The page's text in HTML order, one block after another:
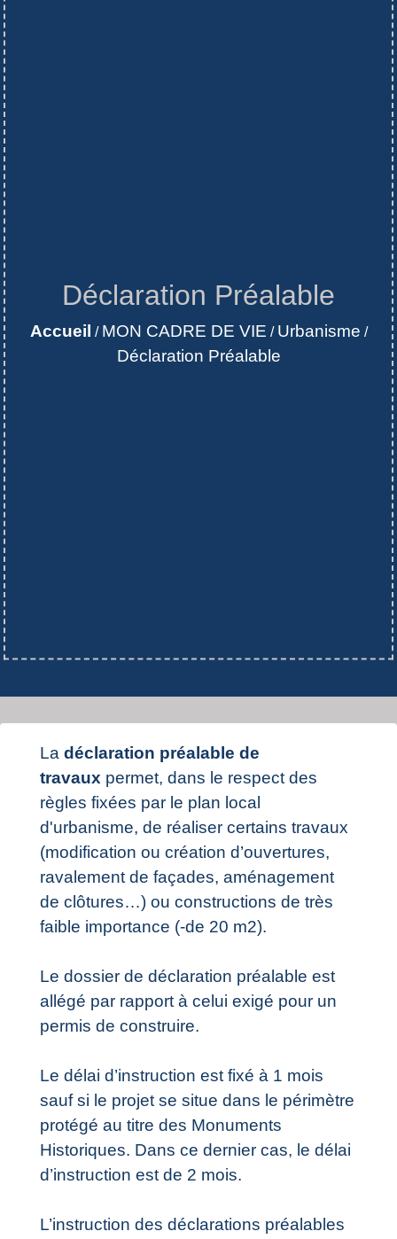
Déclaration Préalable
Accueil / MON CADRE DE VIE / Urbanisme /
Déclaration Préalable
La déclaration préalable de
travaux permet, dans le respect des
règles fixées par le plan local
d'urbanisme, de réaliser certains travaux
(modification ou création d’ouvertures,
ravalement de façades, aménagement
de clôtures…) ou constructions de très
faible importance (-de 20 m2).
Le dossier de déclaration préalable est
allégé par rapport à celui exigé pour un
permis de construire.
Le délai d’instruction est fixé à 1 mois
sauf si le projet se situe dans le périmètre
protégé au titre des Monuments
Historiques. Dans ce dernier cas, le délai
d’instruction est de 2 mois.
L’instruction des déclarations préalables